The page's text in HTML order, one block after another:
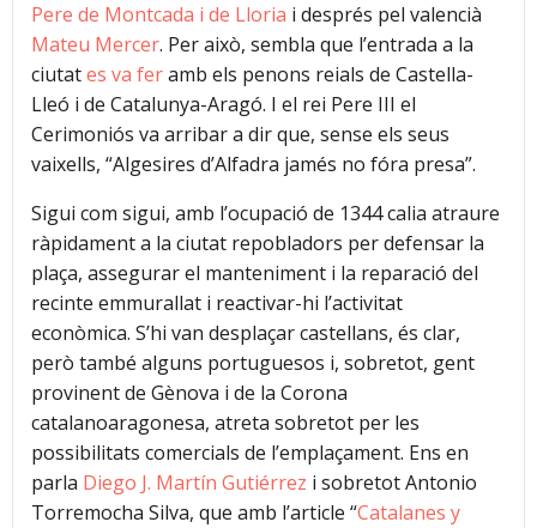
Pere de Montcada i de Lloria i després pel valencià
Mateu Mercer. Per això, sembla que l’entrada a la
ciutates va feramb els penons reials de Castella-
Lleó i de Catalunya-Aragó. I el rei Pere III el
Cerimoniós va arribar a dir que, sense els seus
vaixells, “Algesires d’Alfadra jamés no fóra presa”.
Sigui com sigui, amb l’ocupació de 1344 calia atraure
ràpidament a la ciutat repobladors per defensar la
plaça, assegurar el manteniment i la reparació del
recinte emmurallat i reactivar-hi l’activitat
econòmica. S’hi van desplaçar castellans, és clar,
però també alguns portuguesos i, sobretot, gent
provinent de Gènova i de la Corona
catalanoaragonesa, atreta sobretot per les
possibilitats comercials de l’emplaçament. Ens en
parla Diego J. Martín Gutiérrez i sobretotAntonio
Torremocha Silva, que amb l’article “Catalanes y